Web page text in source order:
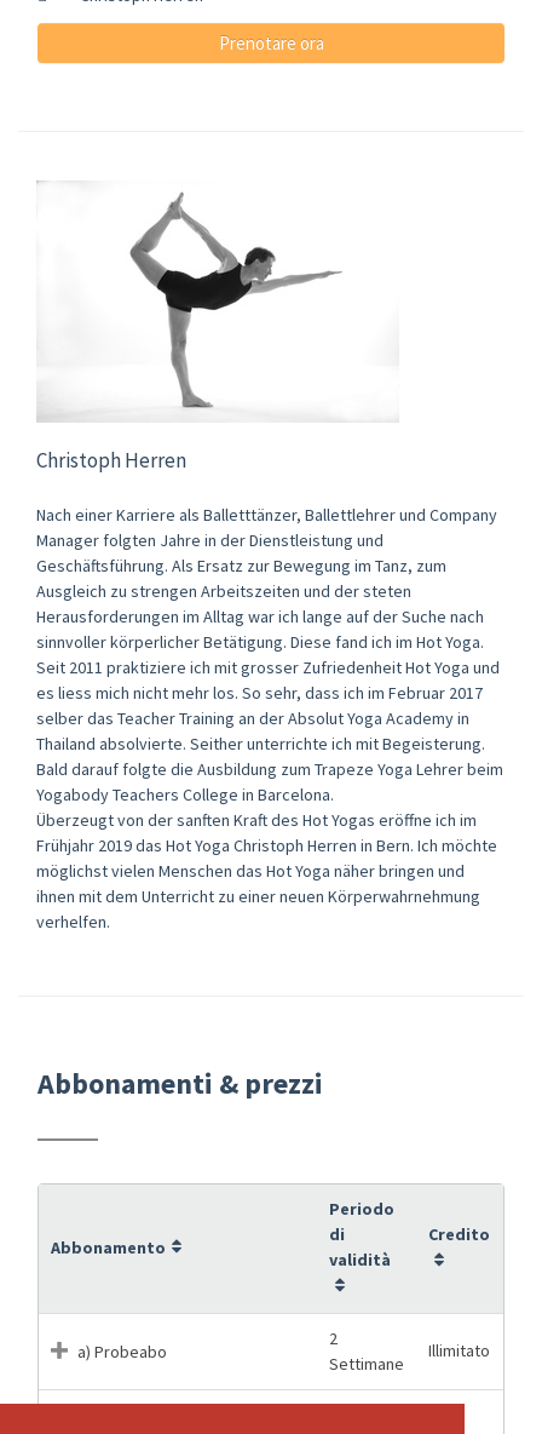
Prenotare ora
Christoph Herren
Nach einer Karriere als Balletttänzer, Ballettlehrer und Company
Manager folgten Jahre in der Dienstleistung und
Geschäftsführung. Als Ersatz zur Bewegung im Tanz, zum
Ausgleich zu strengen Arbeitszeiten und der steten
Herausforderungen im Alltag war ich lange auf der Suche nach
sinnvoller körperlicher Betätigung. Diese fand ich im Hot Yoga.
Seit 2011 praktiziere ich mit grosser Zufriedenheit Hot Yoga und
es liess mich nicht mehr los. So sehr, dass ich im Februar 2017
selber das Teacher Training an der Absolut Yoga Academy in
Thailand absolvierte. Seither unterrichte ich mit Begeisterung.
Bald darauf folgte die Ausbildung zum Trapeze Yoga Lehrer beim
Yogabody Teachers College in Barcelona.
Überzeugt von der sanften Kraft des Hot Yogas eröffne ich im
Frühjahr 2019 das Hot Yoga Christoph Herren in Bern. Ich möchte
möglichst vielen Menschen das Hot Yoga näher bringen und
ihnen mit dem Unterricht zu einer neuen Körperwahrnehmung
verhelfen.
Abbonamenti & prezzi
Abbonamento
Periodo
di
validità
Credito
a) Probeabo
2
Settimane
Illimitato